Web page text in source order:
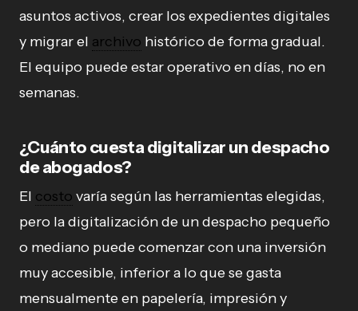
asuntos activos, crear los expedientes digitales
y migrar el archivo histórico de forma gradual.
El equipo puede estar operativo en días, no en
semanas.
¿Cuánto cuesta digitalizar un despacho
de abogados?
El costo varía según las herramientas elegidas,
pero la digitalización de un despacho pequeño
o mediano puede comenzar con una inversión
muy accesible, inferior a lo que se gasta
mensualmente en papelería, impresión y